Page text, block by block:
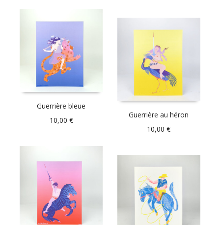
Guerrière bleue
10,00 €
Guerrière au héron
10,00€